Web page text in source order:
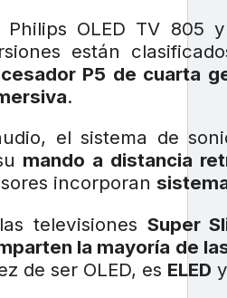
Philips OLED TV
están
P5 de cuarta
.
el sistema de
mando a distancia
incorporan
televisiones Super
la mayoría de
de ser OLED, es ELED